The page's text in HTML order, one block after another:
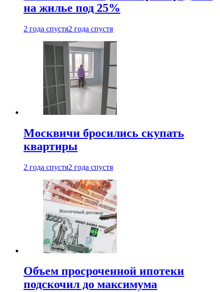
на жилье под 25%
2 года спустя2 года спустя
Москвичи бросились скупать
квартиры
2 года спустя2 года спустя
Объем просроченной ипотеки
подскочил до максимума